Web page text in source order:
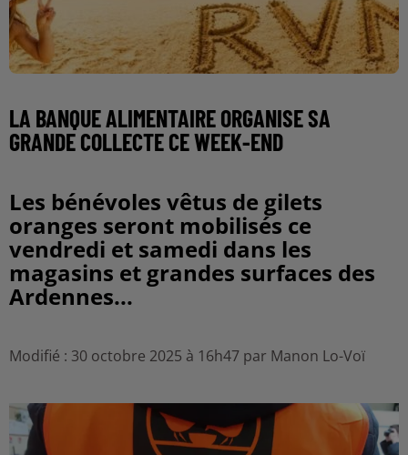
LA BANQUE ALIMENTAIRE ORGANISE SA
GRANDE COLLECTE CE WEEK-END
Les bénévoles vêtus de gilets
oranges seront mobilisés ce
vendredi et samedi dans les
magasins et grandes surfaces des
Ardennes...
Modifié : 30 octobre 2025 à 16h47 par Manon Lo-Voï